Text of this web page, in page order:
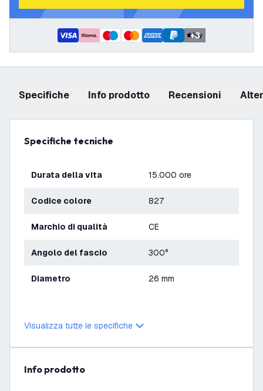
+3
Specifiche info prodotto recensioni
Specifiche tecniche
Durata della vita 15.000 ore
Codice colore 827
Marchio di qualità CE
Angolo del fascio 300°
Diametro 26 mm
Visualizza tutte le specifiche
info prodotto